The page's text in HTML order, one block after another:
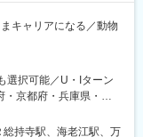
キャリアになる／動物
選択可能／U・Iターン
・京都府・兵庫県・奈
・香川県・愛媛県・広
◎現在、愛知県・鳥取
持寺駅、海老江駅、万